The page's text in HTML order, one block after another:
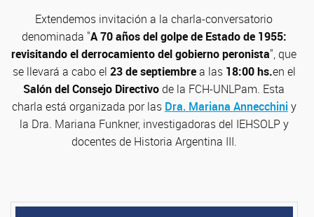
Extendemos invitación a la charla-conversatorio
denominada "A 70 años del golpe de Estado de 1955:
revisitando el derrocamiento del gobierno peronista", que
se llevará a cabo el 23 de septiembrea las18:00 hs.en el
Salón del Consejo Directivode la FCH-UNLPam. Esta
charla está organizada por las Dra. Mariana Annecchini y
la Dra. Mariana Funkner, investigadoras del IEHSOLP y
docentes de Historia Argentina III.